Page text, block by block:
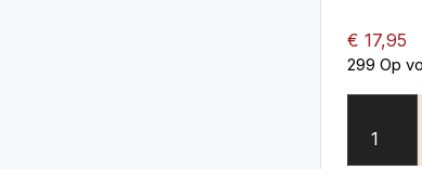
€ 17,95
299 Op